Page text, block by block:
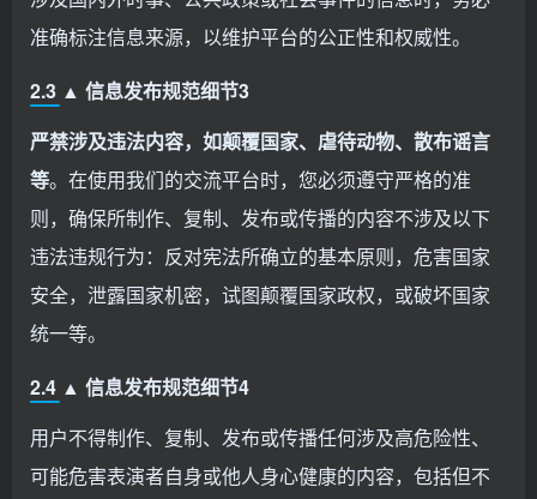
准确标注信息来源，以维护平台的公正性和权威性。
2.3 ▲ 信息发布规范细节3
严禁涉及违法内容，如颠覆国家、虐待动物、散布谣言
等。在使用我们的交流平台时，您必须遵守严格的准
则，确保所制作、复制、发布或传播的内容不涉及以下
违法违规行为：反对宪法所确立的基本原则，危害国家
安全，泄露国家机密，试图颠覆国家政权，或破坏国家
统一等。
2.4 ▲ 信息发布规范细节4
用户不得制作、复制、发布或传播任何涉及高危险性、
可能危害表演者自身或他人身心健康的内容，包括但不